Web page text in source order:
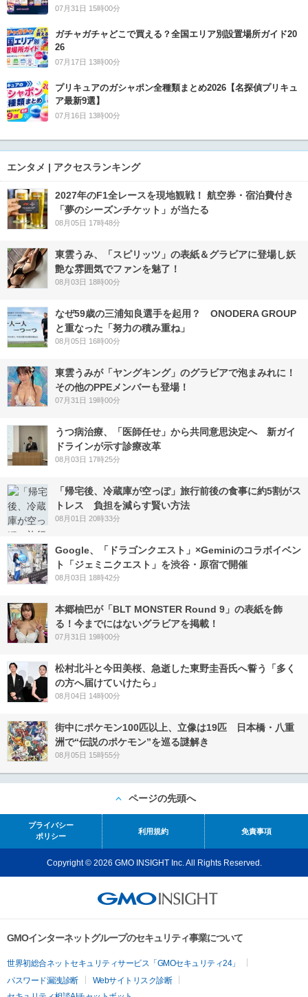
07月31日 15時00分
ガチャガチャどこで買える？全国エリア別設置場所ガイド20
26
07月17日 13時00分
プリキュアのガシャポン全種類まとめ2026【名探偵プリキュ
ア最新9選】
07月16日 13時00分
エンタメ | アクセスランキング
2027年のF1全レースを現地観戦！ 航空券・宿泊費付き
「夢のシーズンチケット」が当たる
08月05日 17時48分
東雲うみ、「スピリッツ」の表紙＆グラビアに登場し妖
艶な雰囲気でファンを魅了！
08月03日 18時00分
なぜ59歳の三浦知良選手を起用？ ONODERA GROUP
と重なった「努力の積み重ね」
08月05日 16時00分
東雲うみが「ヤングキング」のグラビアで泡まみれに！
その他のPPEメンバーも登場！
07月31日 19時00分
うつ病治療、「医師任せ」から共同意思決定へ 新ガイ
ドラインが示す診療改革
08月03日 17時25分
「帰宅後、冷蔵庫が空っぽ」旅行前後の食事に約5割がス
トレス 負担を減らす賢い方法
08月01日 20時33分
Google、「ドラゴンクエスト」×Geminiのコラボイベン
ト「ジェミニクエスト」を渋谷・原宿で開催
08月03日 18時42分
本郷柚巴が「BLT MONSTER Round 9」の表紙を飾
る！今までにはないグラビアを掲載！
07月31日 19時00分
松村北斗と今田美桜、急逝した東野圭吾氏へ誓う「多く
の方へ届けていけたら」
08月04日 14時00分
街中にポケモン100匹以上、立像は19匹 日本橋・八重
洲で“伝説のポケモン”を巡る謎解き
08月05日 15時55分
ページの先頭へ
プライバシー
ポリシー
利用規約 免責事項
Copyright © 2026 GMO INSIGHT Inc. All Rights Reserved.
GMOインターネットグループのセキュリティ事業について
世界初総合ネットセキュリティサービス「GMOセキュリティ24」
パスワード漏洩診断
Webサイトリスク診断